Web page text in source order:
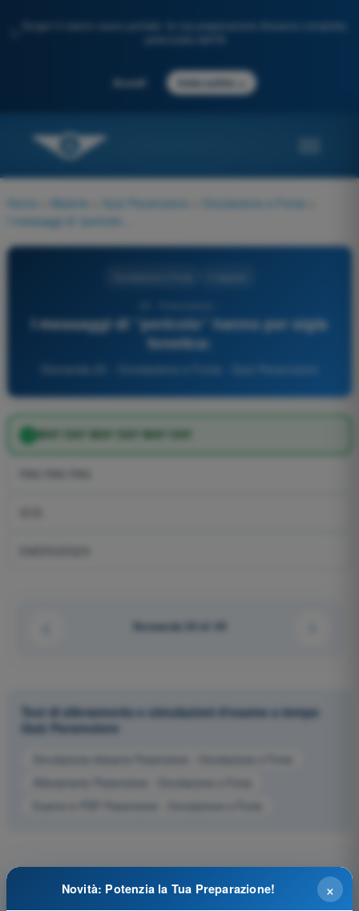
Scopri il nostro nuovo portale: la tua preparazione d'esame completa,
Accedi Inizia subito
Home Materie Quiz Paramotore Circolazione e Fonia
I messaggi di “pericolo” hanno per sigla
fonetica:
MAY DAY MAY DAY MAY DAY
Domanda 20 di 49
Test di allenamento e simulazioni d'esame a tempo
Quiz Paramotore
Simulazione d'esame Paramotore - Circolazione e Fonia
×
Novità: Potenzia la Tua Preparazione!